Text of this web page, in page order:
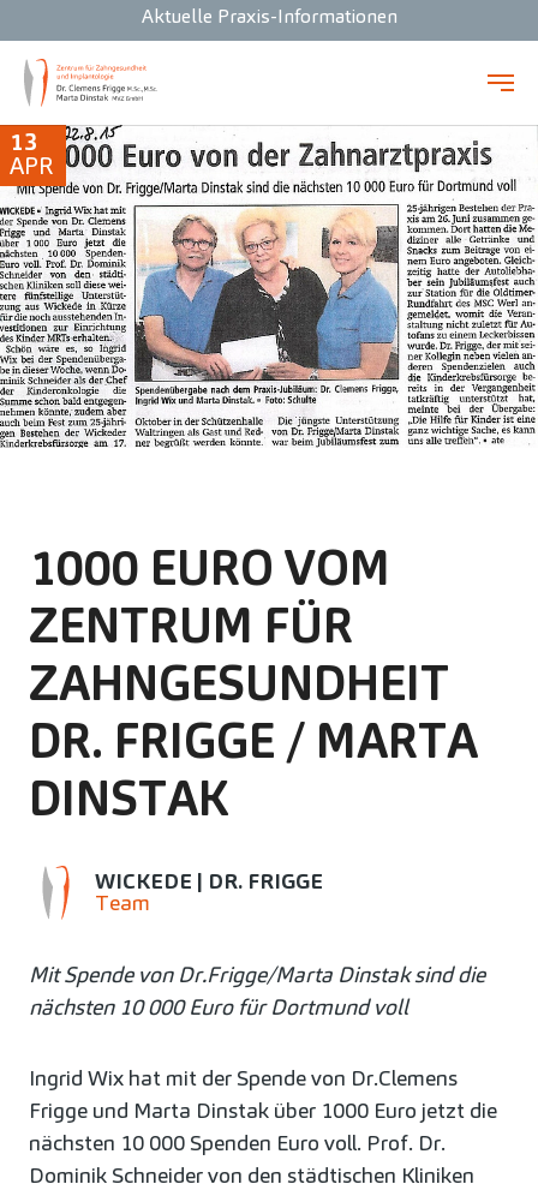
Zum Hauptinhalt springen
Aktuelle Praxis-Informationen
13
APR
1000 EURO VOM
ZENTRUM FÜR
ZAHNGESUNDHEIT
DR. FRIGGE / MARTA
DINSTAK
WICKEDE | DR. FRIGGE
Team
Mit Spende von Dr.Frigge/Marta Dinstak sind die
nächsten 10 000 Euro für Dortmund voll
Ingrid Wix hat mit der Spende von Dr.Clemens
Frigge und Marta Dinstak über 1000 Euro jetzt die
nächsten 10 000 Spenden Euro voll. Prof. Dr.
Dominik Schneider von den städtischen Kliniken